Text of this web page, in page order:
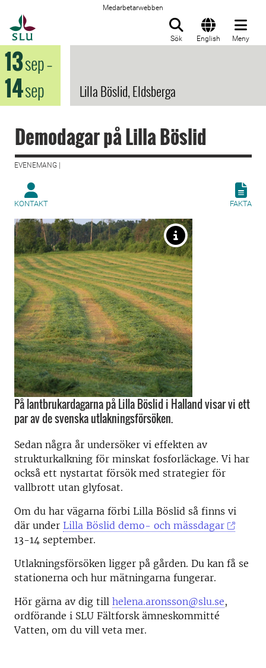
Medarbetarwebben
Sök English Meny
13sep–
14sep Lilla Böslid, Eldsberga
Demodagar på Lilla Böslid
EVENEMANG |
KONTAKT FAKTA
På lantbrukardagarna på Lilla Böslid i Halland visar vi ett
par av de svenska utlakningsförsöken.
Sedan några år undersöker vi effekten av
strukturkalkning för minskat fosforläckage. Vi har
också ett nystartat försök med strategier för
vallbrott utan glyfosat.
Om du har vägarna förbi Lilla Böslid så finns vi
där under Lilla Böslid demo- och mässdagar
13-14 september.
Utlakningsförsöken ligger på gården. Du kan få se
stationerna och hur mätningarna fungerar.
Hör gärna av dig till helena.aronsson@slu.se,
ordförande i SLU Fältforsk ämneskommitté
Vatten, om du vill veta mer.